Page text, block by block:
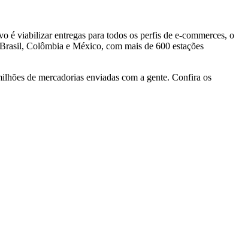
é viabilizar entregas para todos os perfis de e-commerces, o
Colômbia e México, com mais de 600 estações
de mercadorias enviadas com a gente. Confira os